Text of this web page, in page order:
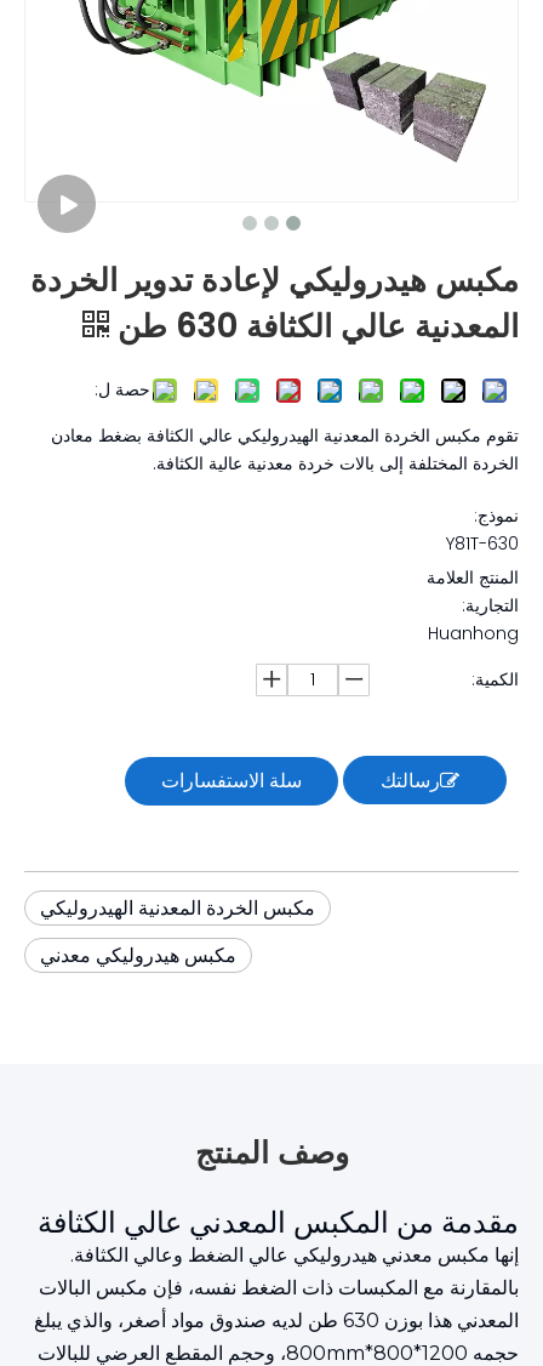
مكبس هيدروليكي لإعادة تدوير الخردة
المعدنية عالي الكثافة 630 طن
حصة ل:
تقوم مكبس الخردة المعدنية الهيدروليكي عالي الكثافة بضغط معادن
الخردة المختلفة إلى بالات خردة معدنية عالية الكثافة.
نموذج:
Y81T-630
المنتج العلامة
التجارية:
Huanhong
الكمية:
رسالتك سلة الاستفسارات
مكبس الخردة المعدنية الهيدروليكي
مكبس هيدروليكي معدني
وصف المنتج
مقدمة من المكبس المعدني عالي الكثافة
إنها مكبس معدني هيدروليكي عالي الضغط وعالي الكثافة.
بالمقارنة مع المكبسات ذات الضغط نفسه، فإن مكبس البالات
المعدني هذا بوزن 630 طن لديه صندوق مواد أصغر، والذي يبلغ
حجمه 1200*800*800mm، وحجم المقطع العرضي للبالات